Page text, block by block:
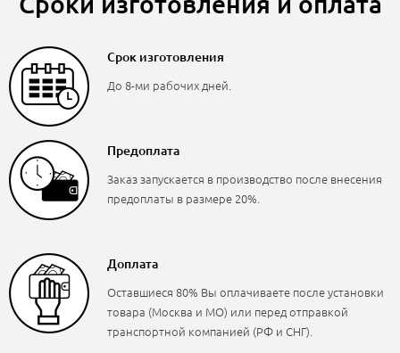
Срок изготовления
До 8-ми рабочих дней.
Предоплата
Заказ запускается в производство после внесения
предоплаты в размере 20%.
Доплата
Оставшиеся 80% Вы оплачиваете после установки
товара (Москва и МО) или перед отправкой
транспортной компанией (РФ и СНГ).